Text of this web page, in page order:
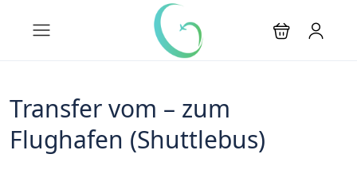
Transfer vom – zum
Flughafen (Shuttlebus)